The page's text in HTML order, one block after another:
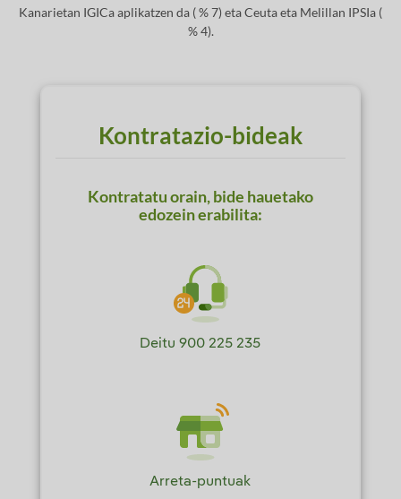
Kanarietan IGICa aplikatzen da ( % 7) eta Ceuta eta Melillan IPSIa (
% 4).
Kontratazio-bideak
Kontratatu orain, bide hauetako
edozein erabilita:
Deitu900 225 235
Arreta-puntuak